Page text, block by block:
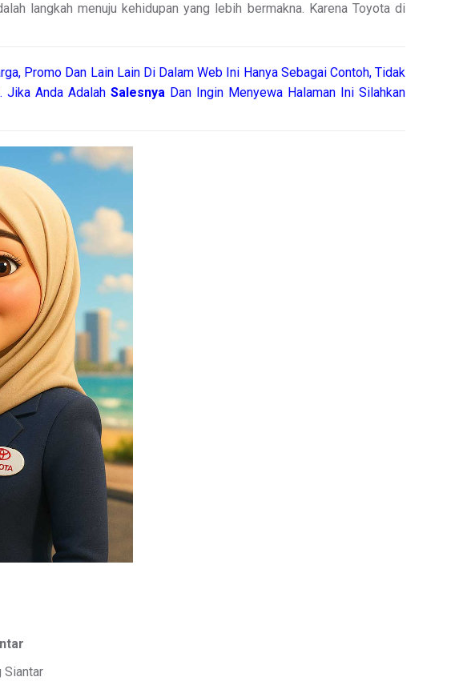
langkah menuju kehidupan yang lebih bermakna. Karena Toyota di
Promo Dan Lain Lain Di Dalam Web Ini Hanya Sebagai Contoh, Tidak
Jika Anda AdalahSalesnya Dan Ingin Menyewa Halaman Ini Silahkan
Siantar